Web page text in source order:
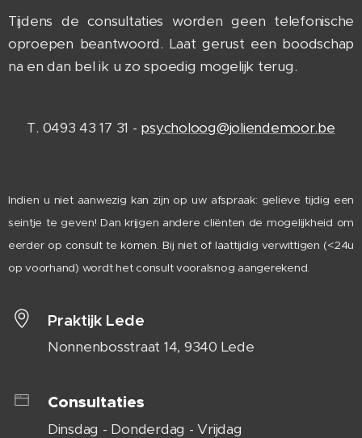
Tijdens de consultaties worden geen telefonische
oproepen beantwoord. Laat gerust een boodschap
na en dan bel ik u zo spoedig mogelijk terug.
T. 0493 43 17 31 - psycholoog@joliendemoor.be
Indien u niet aanwezig kan zijn op uw afspraak: gelieve tijdig een
seintje te geven! Dan krijgen andere cliënten de mogelijkheid om
eerder op consult te komen. Bij niet of laattijdig verwittigen (<24u
op voorhand) wordt het consult vooralsnog aangerekend.
Praktijk Lede
Nonnenbosstraat 14, 9340 Lede
Consultaties
Dinsdag - Donderdag - Vrijdag